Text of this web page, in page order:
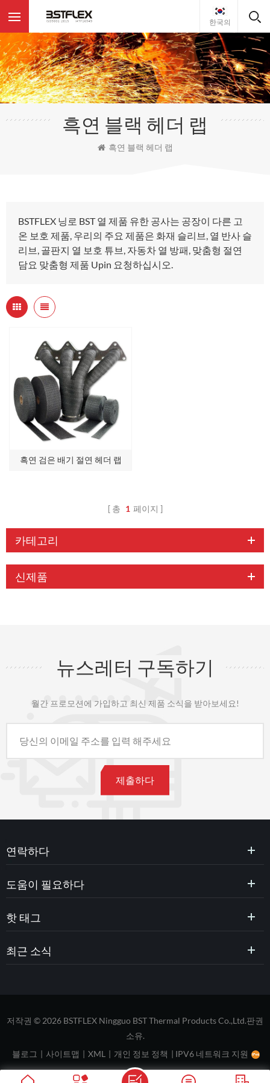
한국의
흑연 블랙 헤더 랩
흑연 블랙 헤더 랩
BSTFLEX 닝로 BST 열 제품 유한 공사는 공장이 다른 고
온 보호 제품, 우리의 주요 제품은 화재 슬리브, 열 반사 슬
리브, 골판지 열 보호 튜브, 자동차 열 방패, 맞춤형 절연
담요 맞춤형 제품 Upin 요청하십시오.
흑연 검은 배기 절연 헤더 랩
총 1 페이지
카테고리
신제품
뉴스레터 구독하기
월간 프로모션에 가입하고 최신 제품 소식을 받아보세요!
연락하다
도움이 필요하다
핫 태그
최근 소식
저작권 © 2026 BSTFLEX Ningguo BST Thermal Products Co.,Ltd.판권
소유.
블로그 | 사이트맵 | XML | 개인 정보 정책 | IPV6 네트워크 지원